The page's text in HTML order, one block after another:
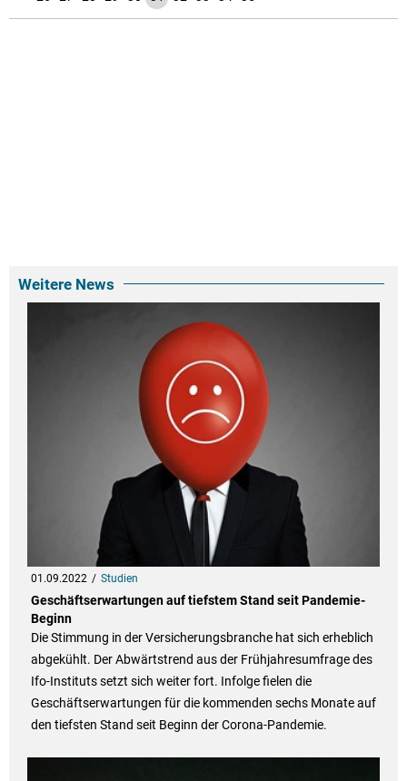
Weitere News
01.09.2022 Studien
Geschäftserwartungen auf tiefstem Stand seit Pandemie-
Beginn
Die Stimmung in der Versicherungsbranche hat sich erheblich
abgekühlt. Der Abwärtstrend aus der Frühjahresumfrage des
Ifo-Instituts setzt sich weiter fort. Infolge fielen die
Geschäftserwartungen für die kommenden sechs Monate auf
den tiefsten Stand seit Beginn der Corona-Pandemie.